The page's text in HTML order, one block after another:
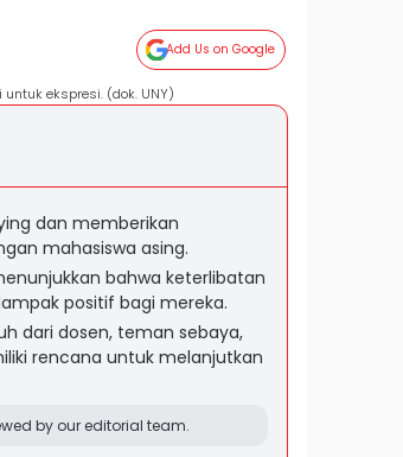
Add Us on Google
ekspresi. (dok. UNY)
dan memberikan
mahasiswa asing.
bahwa keterlibatan
positif bagi mereka.
dari dosen, teman sebaya,
rencana untuk melanjutkan
by our editorial team.